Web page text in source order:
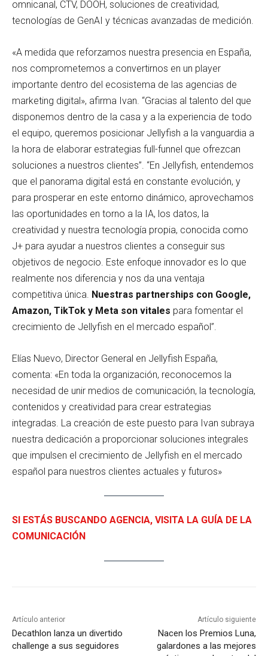
omnicanal, CTV, DOOH, soluciones de creatividad,
tecnologías de GenAI y técnicas avanzadas de medición.
«A medida que reforzamos nuestra presencia en España,
nos comprometemos a convertirnos en un player
importante dentro del ecosistema de las agencias de
marketing digital», afirma Ivan. “Gracias al talento del que
disponemos dentro de la casa y a la experiencia de todo
el equipo, queremos posicionar Jellyfish a la vanguardia a
la hora de elaborar estrategias full-funnel que ofrezcan
soluciones a nuestros clientes”. “En Jellyfish, entendemos
que el panorama digital está en constante evolución, y
para prosperar en este entorno dinámico, aprovechamos
las oportunidades en torno a la IA, los datos, la
creatividad y nuestra tecnología propia, conocida como
J+ para ayudar a nuestros clientes a conseguir sus
objetivos de negocio. Este enfoque innovador es lo que
realmente nos diferencia y nos da una ventaja
competitiva única. Nuestras partnerships con Google,
Amazon, TikTok y Meta son vitales para fomentar el
crecimiento de Jellyfish en el mercado español”.
Elías Nuevo, Director General en Jellyfish España,
comenta: «En toda la organización, reconocemos la
necesidad de unir medios de comunicación, la tecnología,
contenidos y creatividad para crear estrategias
integradas. La creación de este puesto para Ivan subraya
nuestra dedicación a proporcionar soluciones integrales
que impulsen el crecimiento de Jellyfish en el mercado
español para nuestros clientes actuales y futuros»
SI ESTÁS BUSCANDO AGENCIA, VISITA LA GUÍA DE LA
COMUNICACIÓN
Artículo anterior
Decathlon lanza un divertido
challenge a sus seguidores
Artículo siguiente
Nacen los Premios Luna,
galardones a las mejores